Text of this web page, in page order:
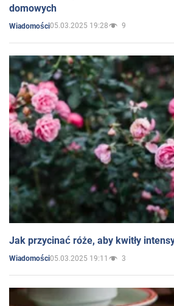
domowych
Wiadomości05.03.2025 19:28 9
Jak przycinać róże, aby kwitły
Wiadomości05.03.2025 19:11 3